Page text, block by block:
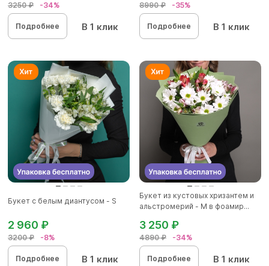
3250 ₽ -34%
Подробнее В 1 клик
8990 ₽ -35%
Подробнее В 1 клик
Букет с белым диантусом - S
3200 ₽ -8%
2 960 ₽
Подробнее В 1 клик
Букет из кустовых хризантем и
альстромерий - M в фоамир...
4890 ₽ -34%
3 250 ₽
Подробнее В 1 клик